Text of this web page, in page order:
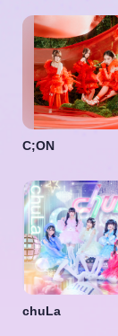
C;ON
chuLa